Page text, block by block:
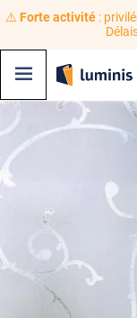
⚠️ Forte activité: